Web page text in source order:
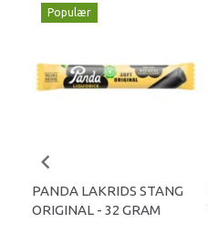
Populær
PANDA LAKRIDS STANG
ORIGINAL - 32 GRAM